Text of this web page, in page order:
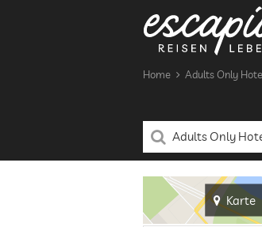
Home Adults Only
Karte